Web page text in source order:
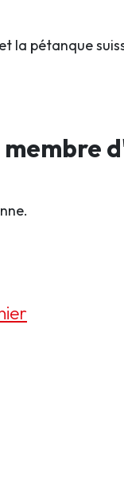
la pétanque